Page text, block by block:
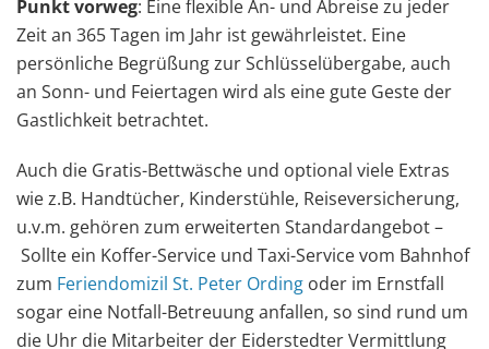
Punkt vorweg: Eine flexible An- und Abreise zu jeder
Zeit an 365 Tagen im Jahr ist gewährleistet. Eine
persönliche Begrüßung zur Schlüsselübergabe, auch
an Sonn- und Feiertagen wird als eine gute Geste der
Gastlichkeit betrachtet.
Auch die Gratis-Bettwäsche und optional viele Extras
wie z.B. Handtücher, Kinderstühle, Reiseversicherung,
u.v.m. gehören zum erweiterten Standardangebot –
Sollte ein Koffer-Service und Taxi-Service vom Bahnhof
zum Feriendomizil St. Peter Ording oder im Ernstfall
sogar eine Notfall-Betreuung anfallen, so sind rund um
die Uhr die Mitarbeiter der Eiderstedter Vermittlung